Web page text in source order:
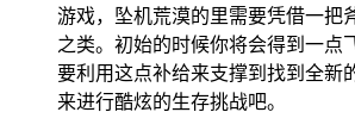
游戏，坠机荒漠的里需要凭借一把
之类。初始的时候你将会得到一点
要利用这点补给来支撑到找到全新
来进行酷炫的生存挑战吧。